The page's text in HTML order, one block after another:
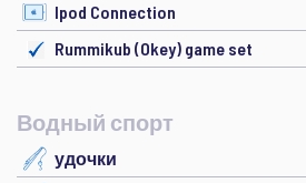
Ipod Connection
Rummikub (Okey) game set
Водный спорт
удочки